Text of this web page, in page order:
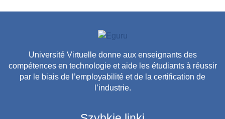
Université Virtuelle donne aux enseignants des
compétences en technologie et aide les étudiants à réussir
par le biais de l’employabilité et de la certification de
l’industrie.